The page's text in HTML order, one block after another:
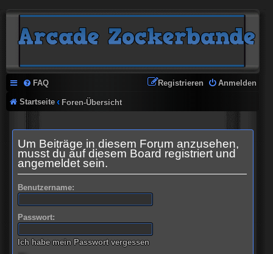
FAQ Anmelden
Registrieren
Startseite Foren-Übersicht
Um Beiträge in diesem Forum anzusehen,
musst du auf diesem Board registriert und
angemeldet sein.
Benutzername:
Passwort:
Ich habe mein Passwort vergessen